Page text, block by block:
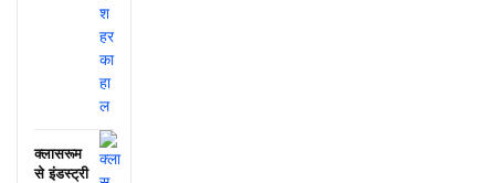
क्लासरूम
से इंडस्ट्री